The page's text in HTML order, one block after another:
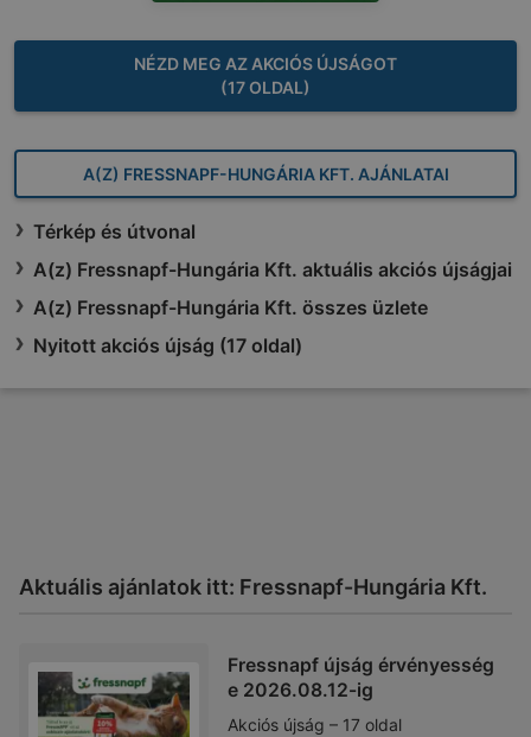
NÉZD MEG AZ AKCIÓS ÚJSÁGOT
(17 OLDAL)
A(Z) FRESSNAPF-HUNGÁRIA KFT. AJÁNLATAI
Térkép és útvonal
A(z) Fressnapf-Hungária Kft. aktuális akciós újságjai
A(z) Fressnapf-Hungária Kft. összes üzlete
Nyitott akciós újság (17 oldal)
Aktuális ajánlatok itt: Fressnapf-Hungária Kft.
Fressnapf újság érvényesség
e 2026.08.12-ig
Akciós újság – 17 oldal